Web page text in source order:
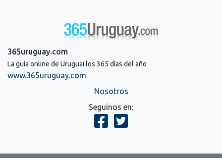
365uruguay.com
La guía online de Uruguai los 365 días del año
www.365uruguay.com
Nosotros
Seguinos en: